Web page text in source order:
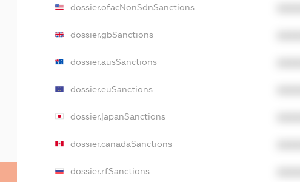
dossier.ofacNonSdnSanctions
dossier.gbSanctions
dossier.ausSanctions
dossier.euSanctions
dossier.japanSanctions
dossier.canadaSanctions
dossier.rfSanctions